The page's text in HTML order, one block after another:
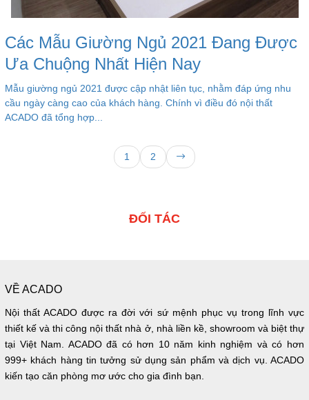
Các Mẫu Giường Ngủ 2021 Đang Được
Ưa Chuộng Nhất Hiện Nay
Mẫu giường ngủ 2021 được cập nhật liên tục, nhằm đáp ứng nhu
cầu ngày càng cao của khách hàng. Chính vì điều đó nội thất
ACADO đã tổng hợp...
1 2
ĐỐI TÁC
VỀ ACADO
Nội thất ACADO được ra đời với sứ mệnh phục vụ trong lĩnh vực
thiết kế và thi công nội thất nhà ở, nhà liền kề, showroom và biệt thự
tại Việt Nam. ACADO đã có hơn 10 năm kinh nghiệm và có hơn
999+ khách hàng tin tưởng sử dụng sản phẩm và dịch vụ. ACADO
kiến tạo căn phòng mơ ước cho gia đình bạn.